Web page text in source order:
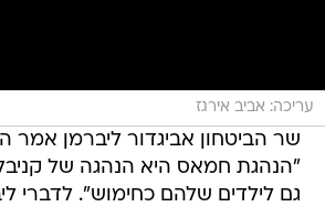
עריכה: אביב אירגז
שר הביטחון אביגדור ליברמן אמר
"הנהגת חמאס היא הנהגה של
גם לילדים שלהם כחימוש". לדברי